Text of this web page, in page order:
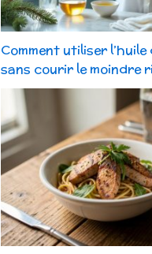
Comment utiliser l’huile
sans courir le moindre